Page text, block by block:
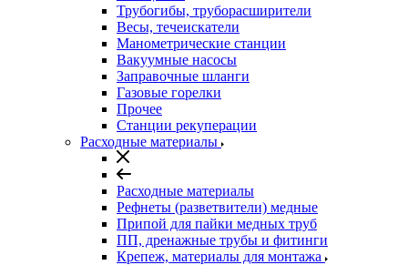
Трубогибы, труборасширители
Весы, течеискатели
Манометрические станции
Вакуумные насосы
Заправочные шланги
Газовые горелки
Прочее
Станции рекуперации
Расходные материалы
Расходные материалы
Рефнеты (разветвители) медные
Припой для пайки медных труб
ПП, дренажные трубы и фитинги
Крепеж, материалы для монтажа